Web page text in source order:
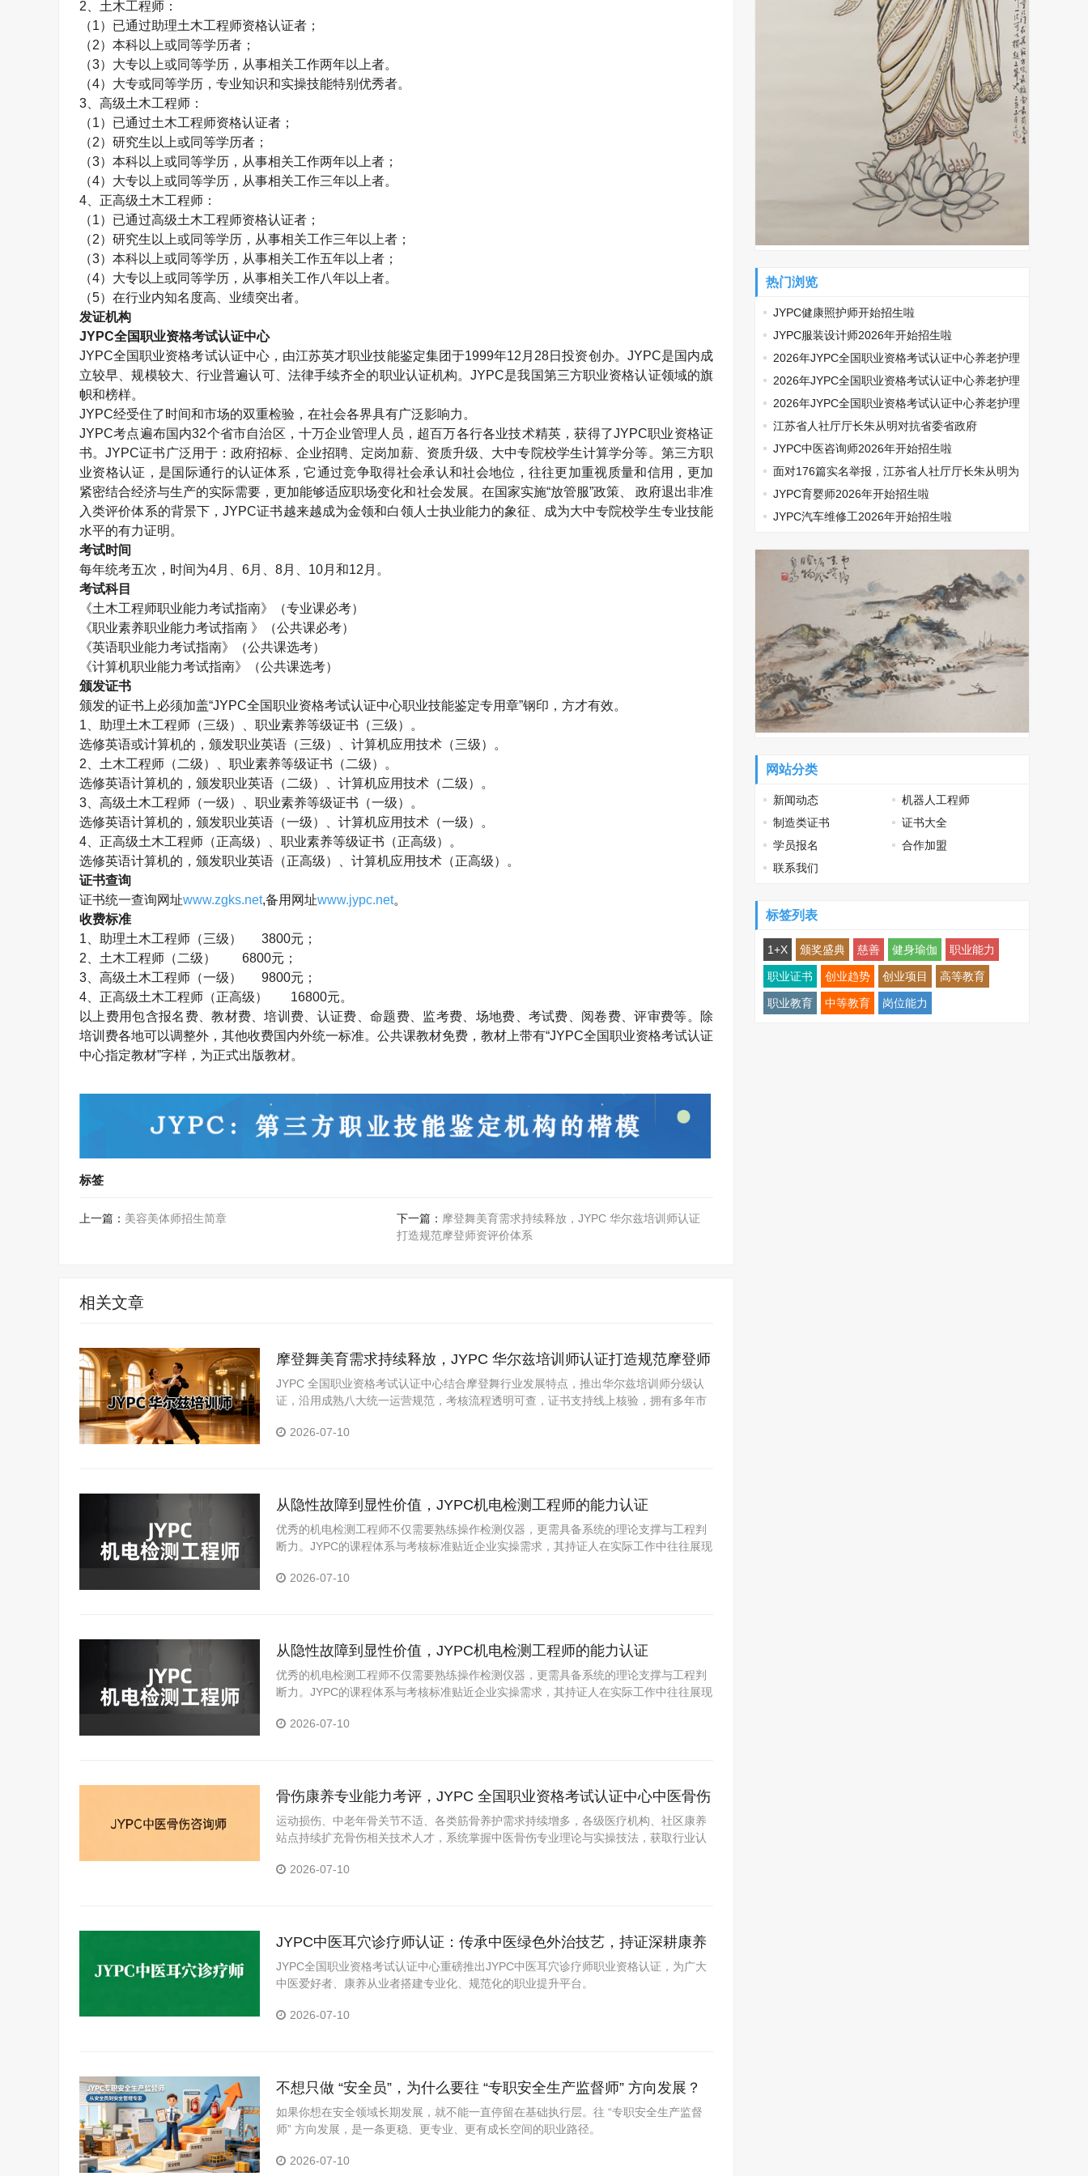
2、 土木工程师 ：
（1）已通过助理土木工程师资格认证者；
（2）本科以上或同等学历者；
（3）大专以上或同等学历，从事相关工作两年以上者。
（4）大专或同等学历，专业知识和实操技能特别优秀者。
3、高级土木工程师 ：
（1）已通过土木工程师资格认证者；
（2）研究生以上或同等学历者；
（3）本科以上或同等学历，从事相关工作两年以上者；
（4）大专以上或同等学历，从事相关工作三年以上者。
4、正高级土木工程师 ：
（1）已通过高级土木工程师资格认证者；
（2）研究生以上或同等学历，从事相关工作三年以上者；
（3）本科以上或同等学历，从事相关工作五年以上者；
（4）大专以上或同等学历，从事相关工作八年以上者。
（5）在行业内知名度高、业绩突出者。
发证机构
JYPC全国职业资格考试认证中心
JYPC全国职业资格考试认证中心，由江苏英才职业技能鉴定集团于1999年12月28日投资创办。JYPC是国内成
立较早、规模较大、行业普遍认可、法律手续齐全的职业认证机构。JYPC是我国第三方职业资格认证领域的旗
帜和榜样。
JYPC经受住了时间和市场的双重检验，在社会各界具有广泛影响力。
JYPC考点遍布国内32个省市自治区，十万企业管理人员，超百万各行各业技术精英，获得了JYPC职业资格证
书。JYPC证书广泛用于：政府招标、企业招聘、定岗加薪、资质升级、大中专院校学生计算学分等。第三方职
业资格认证，是国际通行的认证体系，它通过竞争取得社会承认和社会地位，往往更加重视质量和信用，更加
紧密结合经济与生产的实际需要，更加能够适应职场变化和社会发展。在国家实施“放管服”政策、 政府退出非准
入类评价体系的背景下，JYPC证书越来越成为金领和白领人士执业能力的象征、成为大中专院校学生专业技能
水平的有力证明。
考试时间
每年统考五次，时间为4月、6月、8月、10月和12月。
考试科目
《土木工程师职业能力考试指南》（专业课必考）
《职业素养职业能力考试指南 》（公共课必考）
《英语职业能力考试指南》（公共课选考）
《计算机职业能力考试指南》（公共课选考）
颁发证书
颁发的证书上必须加盖“JYPC全国职业资格考试认证中心职业技能鉴定专用章”钢印，方才有效。
1、助理土木工程师 （三级）、职业素养等级证书（三级）。
选修英语或计算机的，颁发职业英语（三级）、计算机应用技术（三级）。
2、 土木工程师 （二级）、职业素养等级证书（二级）。
选修英语计算机的，颁发职业英语（二级）、计算机应用技术（二级）。
3、高级土木工程师 （一级）、职业素养等级证书（一级）。
选修英语计算机的，颁发职业英语（一级）、计算机应用技术（一级）。
4、正高级土木工程师 （正高级）、职业素养等级证书（正高级）。
选修英语计算机的，颁发职业英语（正高级）、计算机应用技术（正高级）。
证书查询
证书统一查询网址www.zgks.net,备用网址www.jypc.net。
收费标准
1、助理土木工程师 （三级） 3800元；
2、 土木工程师 （二级） 6800元；
3、高级土木工程师 （一级） 9800元；
4、正高级土木工程师 （正高级）
16800元。
以上费用包含报名费、教材费、培训费、认证费、命题费、监考费、场地费、考试费、阅卷费、评审费等。除
培训费各地可以调整外，其他收费国内外统一标准。公共课教材免费，教材上带有“JYPC全国职业资格考试认证
中心指定教材”字样，为正式出版教材。
标签
上一篇： 美容美体师招生简章 下一篇： 摩登舞美育需求持续释放，JYPC 华尔兹培训师认证
打造规范摩登师资评价体系
相关文章
摩登舞美育需求持续释放，JYPC 华尔兹培训师认证打造规范摩登师
资评价体系
JYPC 全国职业资格考试认证中心结合摩登舞行业发展特点，推出华尔兹培训师分级认
证，沿用成熟八大统一运营规范，考核流程透明可查，证书支持线上核验，拥有多年市
2026-07-10
从隐性故障到显性价值，JYPC机电检测工程师的能力认证
优秀的机电检测工程师不仅需要熟练操作检测仪器，更需具备系统的理论支撑与工程判
断力。JYPC的课程体系与考核标准贴近企业实操需求，其持证人在实际工作中往往展现
2026-07-10
从隐性故障到显性价值，JYPC机电检测工程师的能力认证
优秀的机电检测工程师不仅需要熟练操作检测仪器，更需具备系统的理论支撑与工程判
断力。JYPC的课程体系与考核标准贴近企业实操需求，其持证人在实际工作中往往展现
2026-07-10
骨伤康养专业能力考评，JYPC 全国职业资格考试认证中心中医骨伤
咨询师标准化培训认证
运动损伤、中老年骨关节不适、各类筋骨养护需求持续增多，各级医疗机构、社区康养
站点持续扩充骨伤相关技术人才，系统掌握中医骨伤专业理论与实操技法，获取行业认
的稳妥路径。
2026-07-10
JYPC中医耳穴诊疗师认证：传承中医绿色外治技艺，持证深耕康养
赛道
JYPC全国职业资格考试认证中心重磅推出JYPC中医耳穴诊疗师职业资格认证，为广大
中医爱好者、康养从业者搭建专业化、规范化的职业提升平台。
2026-07-10
不想只做 “安全员”，为什么要往 “专职安全生产监督师” 方向发展？
如果你想在安全领域长期发展，就不能一直停留在基础执行层。往 “专职安全生产监督
师” 方向发展，是一条更稳、更专业、更有成长空间的职业路径。
2026-07-10
热门浏览
JYPC健康照护师开始招生啦
JYPC服装设计师2026年开始招生啦
2026年JYPC全国职业资格考试认证中心养老护理
师开始报名啦
2026年JYPC全国职业资格考试认证中心养老护理
师开始报名啦
2026年JYPC全国职业资格考试认证中心养老护理
师开始报名啦
江苏省人社厅厅长朱从明对抗省委省政府
JYPC中医咨询师2026年开始招生啦
面对176篇实名举报，江苏省人社厅厅长朱从明为
何选择沉默
JYPC育婴师2026年开始招生啦
JYPC汽车维修工2026年开始招生啦
网站分类
新闻动态
机器人工程师
制造类证书
证书大全
学员报名
合作加盟
联系我们
标签列表
1+X 颁奖盛典 慈善 健身瑜伽 职业能力
职业证书 创业趋势 创业项目 高等教育
职业教育 中等教育 岗位能力